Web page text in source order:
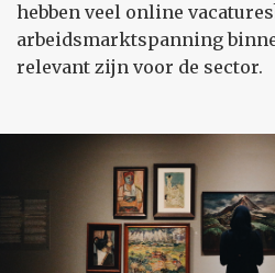
hebben veel online
arbeidsmarktspanning
relevant zijn voor de sector.